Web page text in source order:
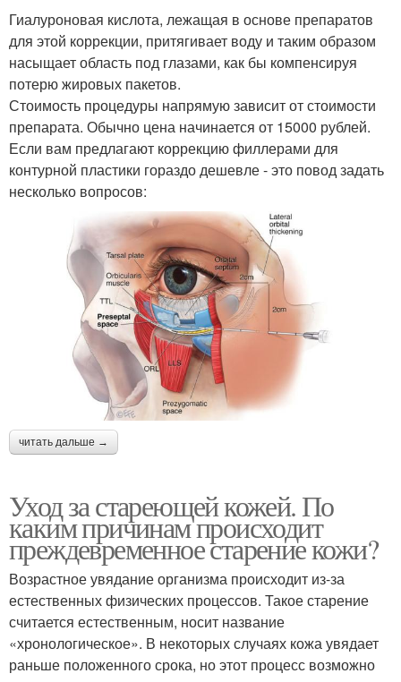
Гиалуроновая кислота, лежащая в основе препаратов
для этой коррекции, притягивает воду и таким образом
насыщает область под глазами, как бы компенсируя
потерю жировых пакетов.
Стоимость процедуры напрямую зависит от стоимости
препарата. Обычно цена начинается от 15000 рублей.
Если вам предлагают коррекцию филлерами для
контурной пластики гораздо дешевле - это повод задать
несколько вопросов:
читать дальше →
Уход за стареющей кожей. По
каким причинам происходит
преждевременное старение кожи?
Возрастное увядание организма происходит из-за
естественных физических процессов. Такое старение
считается естественным, носит название
«хронологическое». В некоторых случаях кожа увядает
раньше положенного срока, но этот процесс возможно